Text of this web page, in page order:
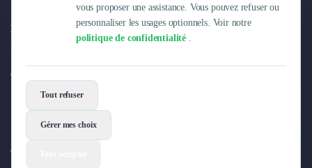
vous proposer une assistance. Vous pouvez refuser ou
personnaliser les usages optionnels. Voir notre
politique de confidentialité .
Tout refuser
Gérer mes choix
Sourcing et Imports
Office Management
Développement à l'international
Autres
Réhabilitation et maintenance
Gestion Immobilière
Logiciel PropTech
Courtage en Energie
Entreprise
Pourquoi Trustfolio ?
Offres d'emploi
© 2026 Trustfolio. Tous droits réservés.